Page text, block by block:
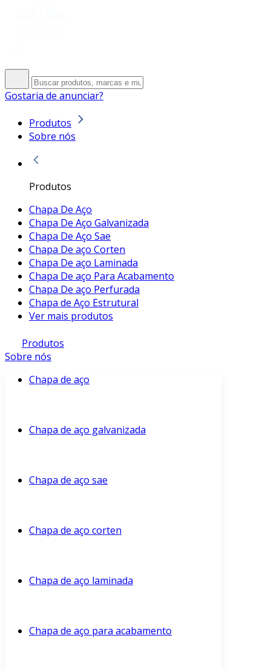
Gostaria de anunciar?
Produtos
Sobre nós
Produtos
Chapa De Aço
Chapa De Aço Galvanizada
Chapa De Aço Sae
Chapa De aço Corten
Chapa De aço Laminada
Chapa De aço Para Acabamento
Chapa De aço Perfurada
Chapa de Aço Estrutural
Ver mais produtos
Produtos
Sobre nós
Chapa de aço
Chapa de aço galvanizada
Chapa de aço sae
Chapa de aço corten
Chapa de aço laminada
Chapa de aço para acabamento